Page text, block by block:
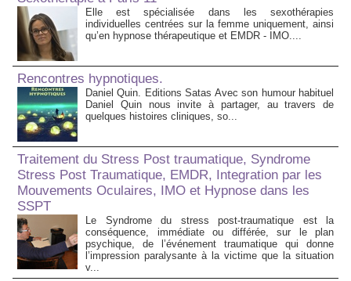
Elle est spécialisée dans les sexothérapies
individuelles centrées sur la femme uniquement, ainsi
qu’en hypnose thérapeutique et EMDR - IMO....
Rencontres hypnotiques.
Daniel Quin. Editions Satas Avec son humour habituel
Daniel Quin nous invite à partager, au travers de
quelques histoires cliniques, so...
Traitement du Stress Post traumatique, Syndrome
Stress Post Traumatique, EMDR, Integration par les
Mouvements Oculaires, IMO et Hypnose dans les
SSPT
Le Syndrome du stress post-traumatique est la
conséquence, immédiate ou différée, sur le plan
psychique, de l’événement traumatique qui donne
l’impression paralysante à la victime que la situation
v...